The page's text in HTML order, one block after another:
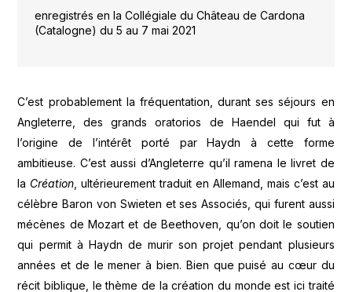
enregistrés en la Collégiale du Château de Cardona
(Catalogne) du 5 au 7 mai 2021
C’est probablement la fréquentation, durant ses séjours en
Angleterre, des grands oratorios de Haendel qui fut à
l’origine de l’intérêt porté par Haydn à cette forme
ambitieuse. C’est aussi d’Angleterre qu’il ramena le livret de
la Création , ultérieurement traduit en Allemand, mais c’est au
célèbre Baron von Swieten et ses Associés, qui furent aussi
mécènes de Mozart et de Beethoven, qu’on doit le soutien
qui permit à Haydn de murir son projet pendant plusieurs
années et de le mener à bien. Bien que puisé au cœur du
récit biblique, le thème de la création du monde est ici traité